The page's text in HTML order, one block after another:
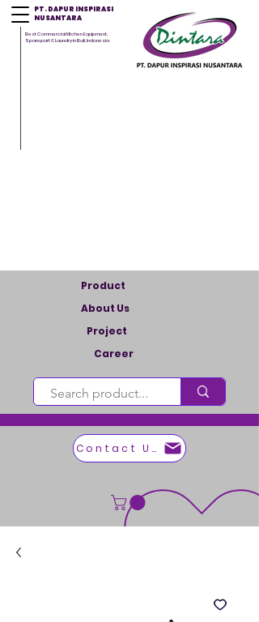
PT. DAPUR INSPIRASI
NUSANTARA
Best Commercial Kitchen Equipment,
Sparepart & Laundry in Bali, Indonesia
Career
Contact Us
Product
About Us
Project